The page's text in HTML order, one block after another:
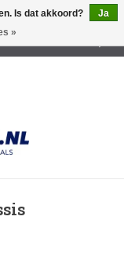
Is dat akkoord?
Ja
»